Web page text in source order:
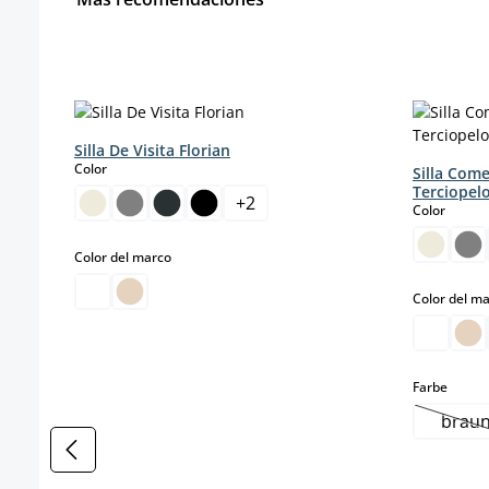
Silla De Visita Florian
Colorselect
+2
Color del marcoselect
Silla
Terciopelo
Colorselect
Color del
Farbeselect
braun